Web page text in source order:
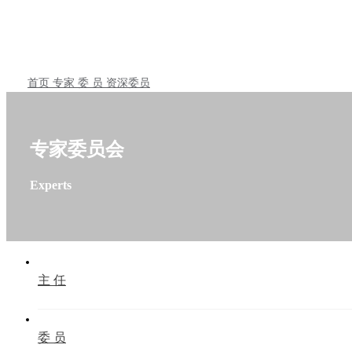
首页 专家 委 员 资深委员
专家委员会
Experts
主 任
委 员